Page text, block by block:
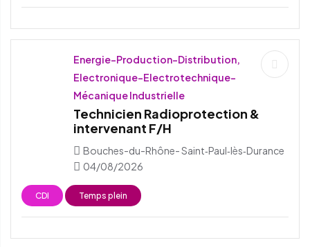
Energie-Production-Distribution,
Electronique-Electrotechnique-
Mécanique Industrielle
Technicien Radioprotection &
intervenant F/H
Bouches-du-Rhône- Saint‑Paul‑lès‑Durance
04/08/2026
CDI Temps plein